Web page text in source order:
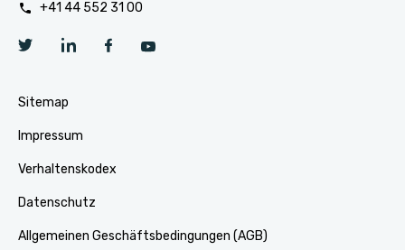
+41 44 552 31 00
Sitemap
Impressum
Verhaltenskodex
Datenschutz
Allgemeinen Geschäftsbedingungen (AGB)